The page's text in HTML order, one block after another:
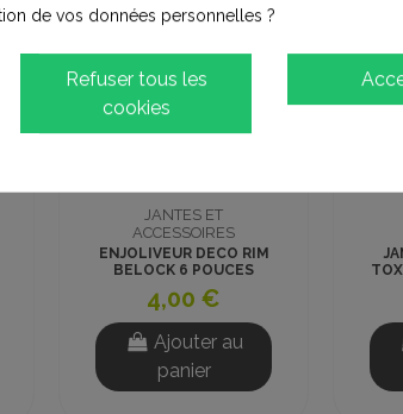
JANTES ET
ACCESSOIRES
ENJOLIVEUR DECO RIM
BELOCK 6 POUCES
ORANGE
4,00 €
Ajouter au
panier
de vos données personnelles ?
Refuser tous les
cookies